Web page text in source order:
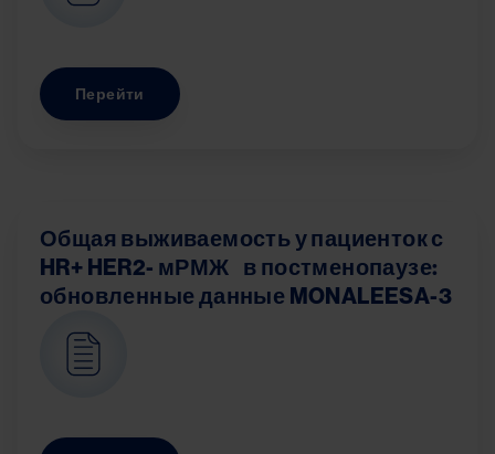
Перейти
Общая выживаемость у пациенток с
HR+ HER2- мРМЖ в постменопаузе:
обновленные данные MONALEESA-3